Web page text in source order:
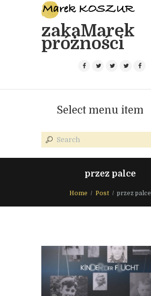
zakaMarek
próżności
Select menu item
przez palce
Home Post przez palce